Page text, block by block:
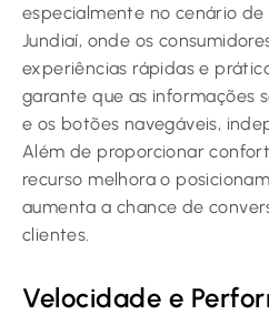
especialmente no cenário
Jundiaí, onde os
experiências rápidas e
garante que as informações
e os botões navegáveis,
Além de proporcionar
recurso melhora o
aumenta a chance de
clientes.
Velocidade e